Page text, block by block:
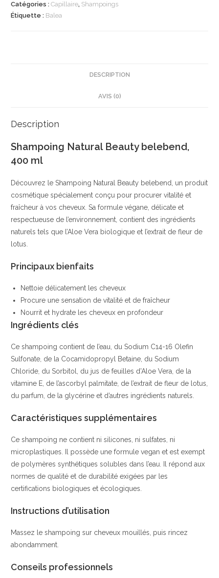
belebend,
des
|
Huiles
dargan
et
de
jojoba
|
Balea
Catégories :Capillaire, Shampoings
Étiquette : Balea
DESCRIPTION
AVIS (0)
Description
Shampoing Natural Beauty belebend,
400 ml
Découvrez le Shampoing Natural Beauty belebend, un produit
cosmétique spécialement conçu pour procurer vitalité et
fraîcheur à vos cheveux. Sa formule végane, délicate et
respectueuse de l’environnement, contient des ingrédients
naturels tels que l’Aloe Vera biologique et l’extrait de fleur de
lotus.
Principaux bienfaits
Nettoie délicatement les cheveux
Procure une sensation de vitalité et de fraîcheur
Nourrit et hydrate les cheveux en profondeur
Ingrédients clés
Ce shampoing contient de l’eau, du Sodium C14-16 Olefin
Sulfonate, de la Cocamidopropyl Betaine, du Sodium
Chloride, du Sorbitol, du jus de feuilles d’Aloe Vera, de la
vitamine E, de l’ascorbyl palmitate, de l’extrait de fleur de lotus,
du parfum, de la glycérine et d’autres ingrédients naturels.
Caractéristiques supplémentaires
Ce shampoing ne contient ni silicones, ni sulfates, ni
microplastiques. Il possède une formule vegan et est exempt
de polymères synthétiques solubles dans l’eau. Il répond aux
normes de qualité et de durabilité exigées par les
certifications biologiques et écologiques.
Instructions d’utilisation
Massez le shampoing sur cheveux mouillés, puis rincez
abondamment.
Conseils professionnels